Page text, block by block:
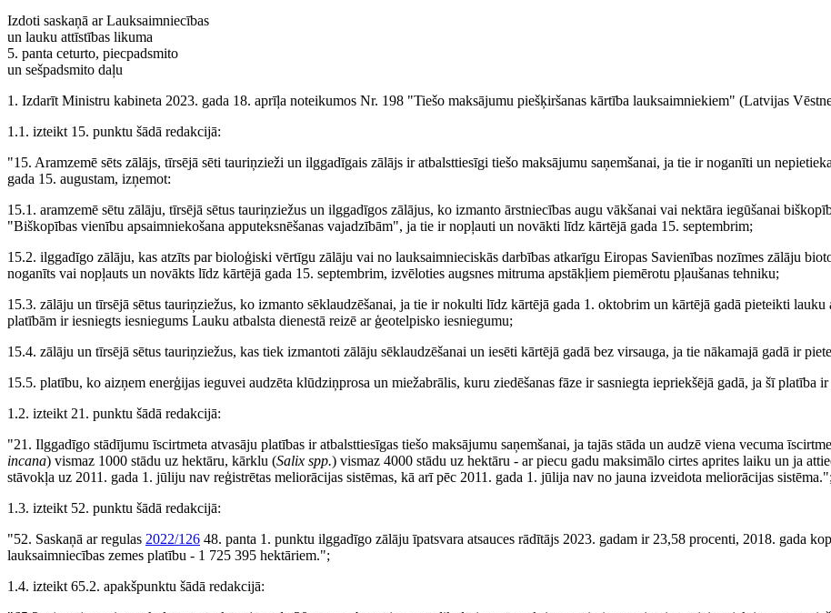
Izdoti saskaņā ar Lauksaimniecības
un lauku attīstības likuma
5. panta ceturto, piecpadsmito
un sešpadsmito daļu
1. Izdarīt Ministru kabineta 2023. gada 18. aprīļa noteikumos Nr. 198 "Tiešo maksājumu piešķiršanas kārtība lauksaimniekiem" (Latvijas
1.1. izteikt 15. punktu šādā redakcijā:
"15. Aramzemē sēts zālājs, tīrsējā sēti tauriņzieži un ilggadīgais zālājs ir atbalsttiesīgi tiešo maksājumu saņemšanai, ja tie ir noganīti un
gada 15. augustam, izņemot:
15.1. aramzemē sētu zālāju, tīrsējā sētus tauriņziežus un ilggadīgos zālājus, ko izmanto ārstniecības augu vākšanai vai nektāra iegūšanai
"Biškopības vienību apsaimniekošana apputeksnēšanas vajadzībām", ja tie ir nopļauti un novākti līdz kārtējā gada 15. septembrim;
15.2. ilggadīgo zālāju, kas atzīts par bioloģiski vērtīgu zālāju vai no lauksaimnieciskās darbības atkarīgu Eiropas Savienības nozīmes zālāju
noganīts vai nopļauts un novākts līdz kārtējā gada 15. septembrim, izvēloties augsnes mitruma apstākļiem piemērotu pļaušanas tehniku;
15.3. zālāju un tīrsējā sētus tauriņziežus, ko izmanto sēklaudzēšanai, ja tie ir nokulti līdz kārtējā gada 1. oktobrim un kārtējā gadā pieteikti lauku
platībām ir iesniegts iesniegums Lauku atbalsta dienestā reizē ar ģeotelpisko iesniegumu;
15.4. zālāju un tīrsējā sētus tauriņziežus, kas tiek izmantoti zālāju sēklaudzēšanai un iesēti kārtējā gadā bez virsauga, ja tie nākamajā gadā ir
15.5. platību, ko aizņem enerģijas ieguvei audzēta klūdziņprosa un miežabrālis, kuru ziedēšanas fāze ir sasniegta iepriekšējā gadā, ja šī platība
1.2. izteikt 21. punktu šādā redakcijā:
"21. Ilggadīgo stādījumu īscirtmeta atvasāju platības ir atbalsttiesīgas tiešo maksājumu saņemšanai, ja tajās stāda un audzē viena vecuma
incana) vismaz 1000 stādu uz hektāru, kārklu (Salix spp.) vismaz 4000 stādu uz hektāru - ar piecu gadu maksimālo cirtes aprites laiku un ja
stāvokļa uz 2011. gada 1. jūliju nav reģistrētas meliorācijas sistēmas, kā arī pēc 2011. gada 1. jūlija nav no jauna izveidota meliorācijas
1.3. izteikt 52. punktu šādā redakcijā:
"52. Saskaņā ar regulas 2022/126 48. panta 1. punktu ilggadīgo zālāju īpatsvara atsauces rādītājs 2023. gadam ir 23,58 procenti, 2018. gada
lauksaimniecības zemes platību - 1 725 395 hektāriem.";
1.4. izteikt 65.2. apakšpunktu šādā redakcijā: